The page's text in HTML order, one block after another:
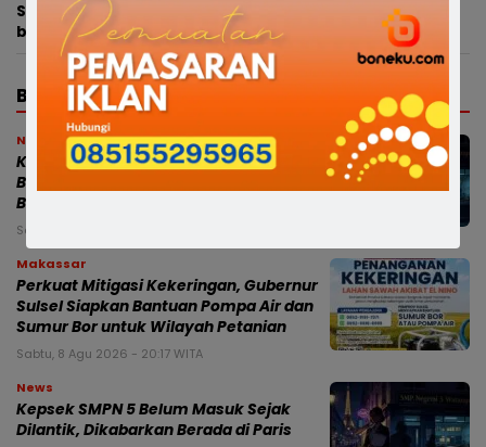
Satlantas Polres Bone Fasilitasi Santunan Jasa Raharja
bagi Keluarga Balita Korban Kecelakaan
BERITA TERBARU
News
Kepsek SMPN 5 Bone Buka Suara:
Berada di Prancis untuk Diplomasi
Budaya, Sekolah Tetap Dipantau
Sabtu, 8 Agu 2026 - 21:48 WITA
Makassar
Perkuat Mitigasi Kekeringan, Gubernur
Sulsel Siapkan Bantuan Pompa Air dan
Sumur Bor untuk Wilayah Petanian
Sabtu, 8 Agu 2026 - 20:17 WITA
News
Kepsek SMPN 5 Belum Masuk Sejak
Dilantik, Dikabarkan Berada di Paris